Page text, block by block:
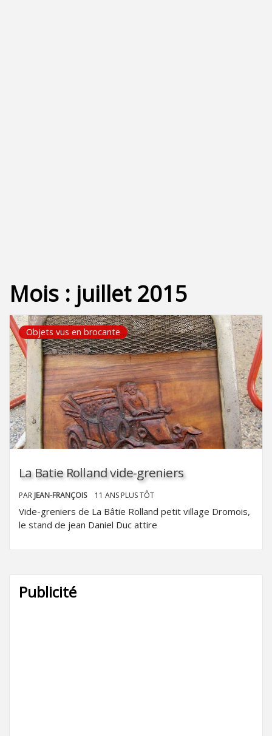
Mois : juillet 2015
Objets vus en brocante
La Batie Rolland vide-greniers
PAR JEAN-FRANÇOIS 11 ANS PLUS TÔT
Vide-greniers de La Bâtie Rolland petit village Dromois,
le stand de jean Daniel Duc attire
Publicité